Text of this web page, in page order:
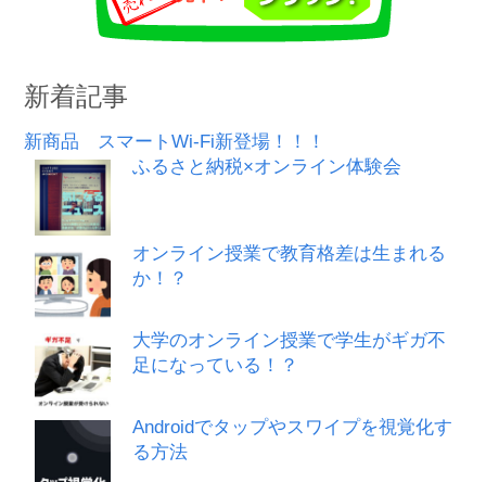
新着記事
新商品 スマートWi-Fi新登場！！！
ふるさと納税×オンライン体験会
オンライン授業で教育格差は生まれる
か！？
大学のオンライン授業で学生がギガ不
足になっている！？
Androidでタップやスワイプを視覚化す
る方法